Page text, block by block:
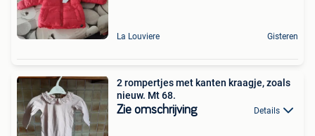
La Louviere Gisteren
2 rompertjes met kanten kraagje, zoals
nieuw. Mt 68.
Zie omschrijving Details